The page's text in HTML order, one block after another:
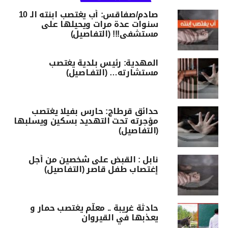
صادم/صفاقس: أب يغتصب ابنته الـ 10
سنوات عدة مرات ويحيلها على
مستشفى!!! (التفاصيل)
المهدية: رئيس بلدية يغتصب
مستشارته… (التفـاصيل)
حدائق قرطاج: حارس بفيلا يغتصب
مؤجرته تحت التهديد بسكين ويسلبها
(التفاصيل)
نابل : القبض على شخصين من أجل
إغتصاب طفل قاصر (التفاصيل)
حادثة غريبة .. معلّم يغتصب حمار و
يعذبها في القيروان